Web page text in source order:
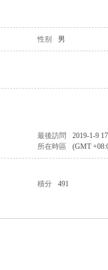
性别 男
最後訪問
2019-1-9
所在時區 (GMT
積分
491